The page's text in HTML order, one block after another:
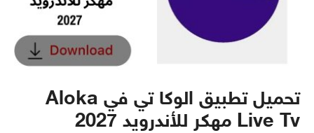
تحميل تطبيق الوكا تي في Aloka
Live Tv مهكر للأندرويد 2027